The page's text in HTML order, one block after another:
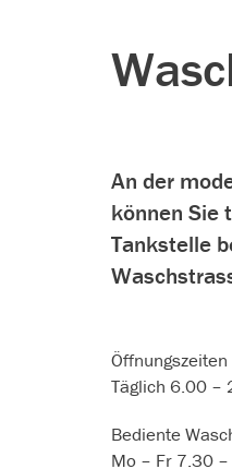
An der
können Sie
Tankstelle
Täglich 6.00 –
Bediente
Mo – Fr 7.30